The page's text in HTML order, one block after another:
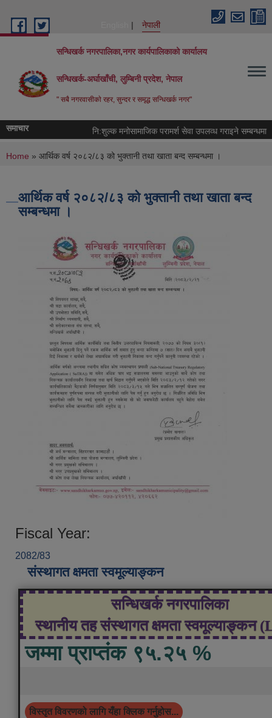
नेपाली
सन्धिखर्क नगरपालिका,नगर कार्यपालिकाको कार्यालय
सन्धिखर्क-अर्घाखाँची, लुम्बिनी प्रदेश, नेपाल
" सबै नगरवासीकाे रहर, सुन्दर र समृद्ध सन्धिखर्क नगर"
समाचार नि:शुल्क मनोसामाजिक परामर्श सेवा उपलव्ध गराइने सम्बन्धमा ।
You are here
Home » आर्थिक वर्ष २०८२/८३ को भुक्तानी तथा खाता बन्द सम्बन्धमा ।
आर्थिक वर्ष २०८२/८३ को भुक्तानी तथा खाता बन्द
सम्बन्धमा ।
Fiscal Year:
2082/83
संस्थागत क्षमता स्वमूल्याङ्कन
सन्धिखर्क नगरपालिका
स्थानीय तह संस्थागत क्षमता स्वमूल्याङ्कन
जम्मा प्राप्तंक ९५.२५ %
विस्तृत विवरणको लागि यँहा क्लिक गर्नुहोस...